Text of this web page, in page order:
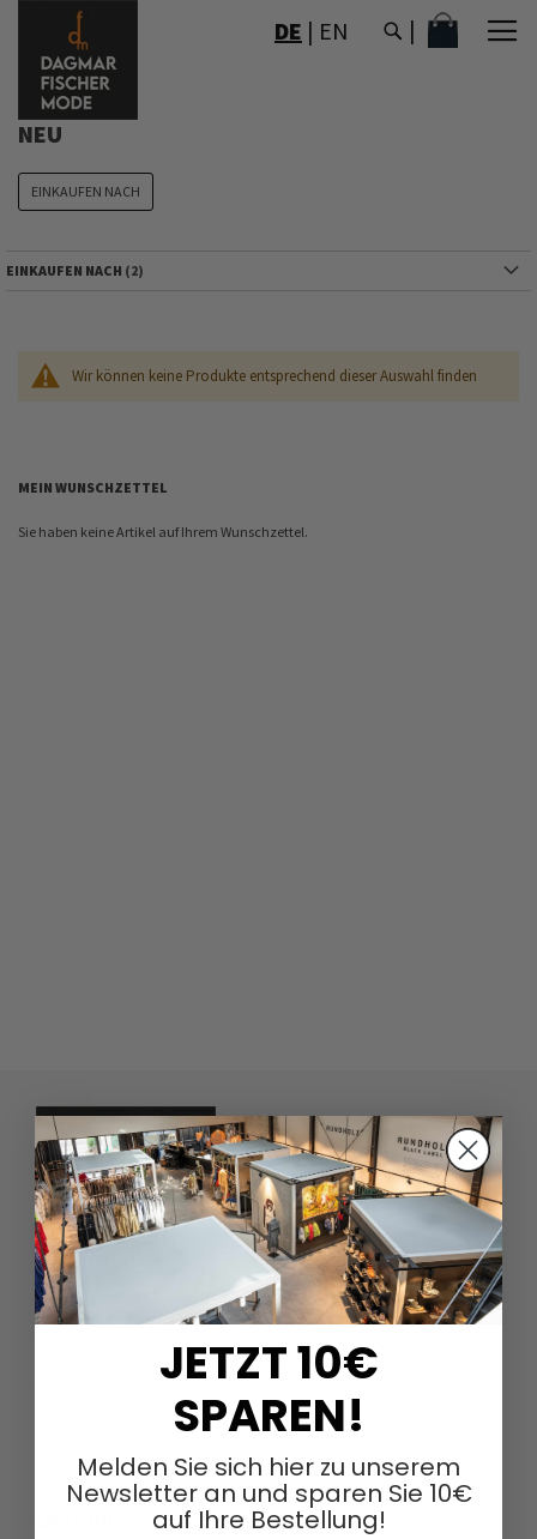
ZUM
DE | EN MEIN
NEU
Wir können keine Produkte entsprechend dieser Auswahl finden
EINKAUFEN NACH
EINKAUFEN NACH
MEIN WUNSCHZETTEL
Sie haben keine Artikel auf Ihrem Wunschzettel.
DAGMARFISCHER MODE GmbH
sales@dagmarfischermode.de
JETZT 10€
SPAREN!
Melden Sie sich hier zu unserem
Newsletter an und sparen Sie 10€
auf Ihre Bestellung!